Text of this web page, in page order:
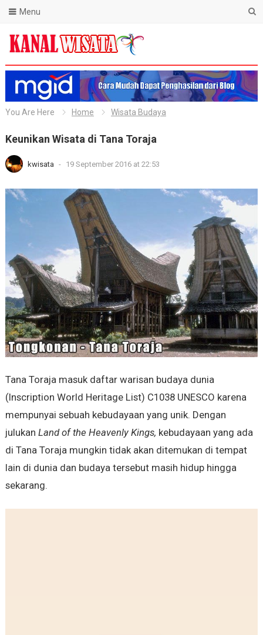
Blog Kanal Wisata
Menu
You Are Here Home Wisata Budaya
Keunikan Wisata di Tana Toraja
kwisata - 19 September 2016 at 22:53
Tana Toraja masuk daftar warisan budaya dunia
(Inscription World Heritage List) C1038 UNESCO karena
mempunyai sebuah kebudayaan yang unik. Dengan
julukan Land of the Heavenly Kings, kebudayaan yang ada
di Tana Toraja mungkin tidak akan ditemukan di tempat
lain di dunia dan budaya tersebut masih hidup hingga
sekarang.